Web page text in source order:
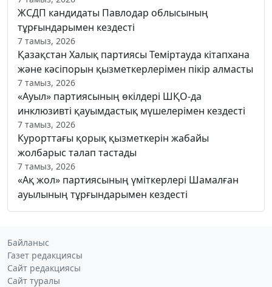
ЖСДП кандидаты Павлодар облысының
тұрғындарымен кездесті
7 тамыз, 2026
Қазақстан Халық партиясы Теміртауда кітапхана
және кәсіпорын қызметкерлерімен пікір алмасты
7 тамыз, 2026
«Ауыл» партиясының өкілдері ШҚО-да
инклюзивті қауымдастық мүшелерімен кездесті
7 тамыз, 2026
Курорттағы қорық қызметкерін жабайы
жолбарыс талап тастады
7 тамыз, 2026
«Ақ жол» партиясының үміткерлері Шамалған
ауылының тұрғындарымен кездесті
Байланыс
Газет редакциясы
Сайт редакциясы
Сайт туралы